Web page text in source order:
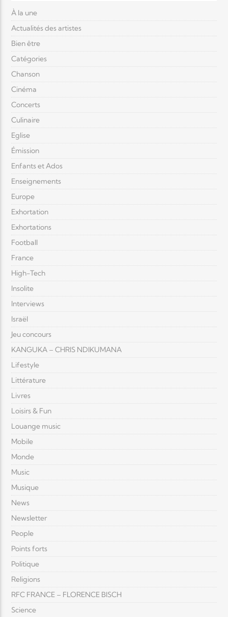
À la une
Actualités des artistes
Bien être
Catégories
Chanson
Cinéma
Concerts
Culinaire
Eglise
Émission
Enfants et Ados
Enseignements
Europe
Exhortation
Exhortations
Football
France
High-Tech
Insolite
Interviews
Israël
Jeu concours
KANGUKA – CHRIS NDIKUMANA
Lifestyle
Littérature
Livres
Loisirs & Fun
Louange music
Mobile
Monde
Music
Musique
News
Newsletter
People
Points forts
Politique
Religions
RFC FRANCE – FLORENCE BISCH
Science